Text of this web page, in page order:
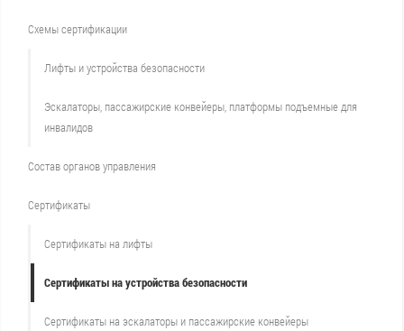
Схемы сертификации
Лифты и устройства безопасности
Эскалаторы, пассажирские конвейеры, платформы подъемные для
инвалидов
Состав органов управления
Сертификаты
Сертификаты на лифты
Сертификаты на устройства безопасности
Сертификаты на эскалаторы и пассажирские конвейеры